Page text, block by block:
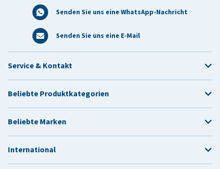
Senden Sie uns eine WhatsApp-Nachricht
Senden Sie uns eine E-Mail
Service & Kontakt
Beliebte Produktkategorien
Beliebte Marken
International